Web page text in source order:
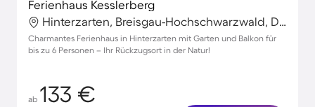
Ferienhaus Kesslerberg
Hinterzarten, Breisgau-Hochschwarzwald, Deutschland
Charmantes Ferienhaus in Hinterzarten mit Garten und Balkon für
bis zu 6 Personen – Ihr Rückzugsort in der Natur!
ab 133 €